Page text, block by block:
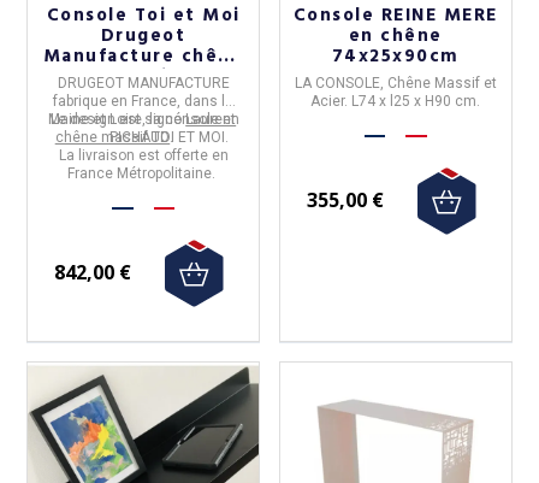
Console Toi et Moi
Drugeot
Manufacture chêne
massif
DRUGEOT MANUFACTURE
fabrique en France, dans le
Maine et Loire,laconsoleen
chêne massif TOI ET MOI .
Le design est signéLaurent
PICHAUD.
La livraison est offerte en
France Métropolitaine.
842,00 €
Console REINE MERE
en chêne
74x25x90cm
LA CONSOLE, Chêne Massif et
Acier. L74 x l25 x H90 cm.
355,00 €